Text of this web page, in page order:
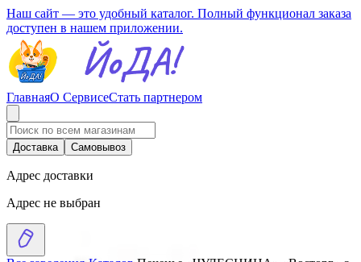
Наш сайт — это удобный каталог. Полный функционал заказа
доступен в нашем приложении.
ГлавнаяО СервисеСтать партнером
Доставка Самовывоз
Адрес доставки
Адрес не выбран